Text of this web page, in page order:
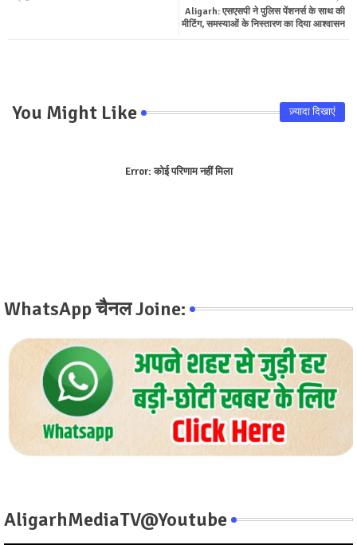
tsa
Aligarh: एसएसपी ने पुलिस पेंशनर्स के साथ की
मीटिंग, समस्याओं के निस्तारण का दिया आश्वासन
You Might Like ज़्यादा दिखाएं
Error:कोई परिणाम नहीं मिला
WhatsApp चैनल Joine:
AligarhMediaTV@Youtube